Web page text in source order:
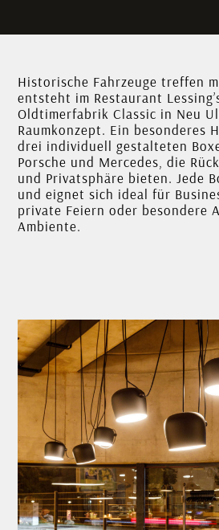
Historische Fahrzeuge treffen
entsteht im Restaurant
Oldtimerfabrik Classic in Neu
Raumkonzept. Ein besonderes
drei individuell gestalteten
Porsche und Mercedes, die
und Privatsphäre bieten. Jede
und eignet sich ideal für
private Feiern oder besondere
Ambiente.